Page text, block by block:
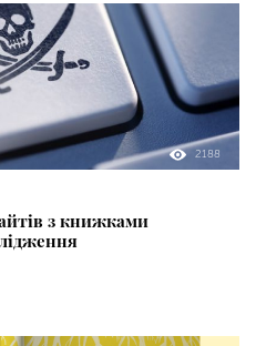
2188
з книжками